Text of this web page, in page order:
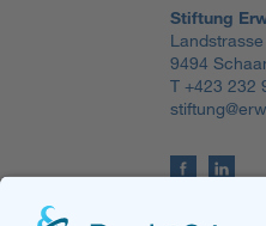
Stiftung
9494
T +423 232